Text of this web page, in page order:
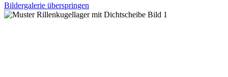
Bildergalerie überspringen